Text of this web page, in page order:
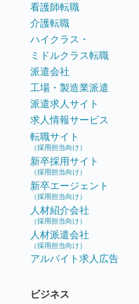
看護師転職
介護転職
ハイクラス・
ミドルクラス転職
派遣会社
工場・製造業派遣
派遣求人サイト
求人情報サービス
転職サイト
（採用担当向け）
新卒採用サイト
（採用担当向け）
新卒エージェント
（採用担当向け）
人材紹介会社
（採用担当向け）
人材派遣会社
（採用担当向け）
アルバイト求人広告
ビジネス